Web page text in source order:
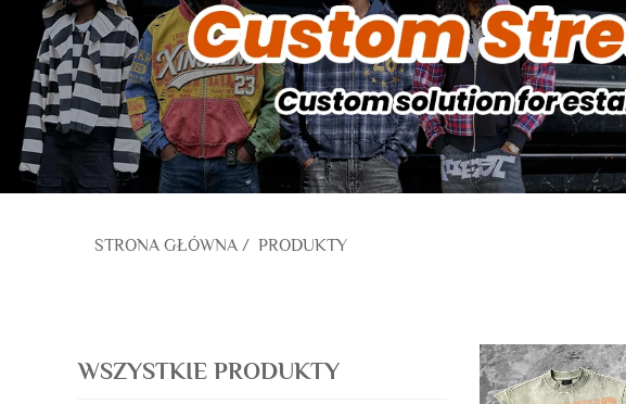
STRONA GŁÓWNA/ PRODUKTY
WSZYSTKIE PRODUKTY